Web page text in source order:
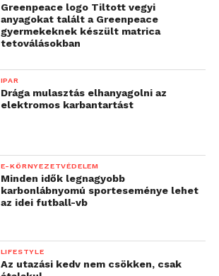
Greenpeace logo Tiltott vegyi
anyagokat talált a Greenpeace
gyermekeknek készült matrica
tetoválásokban
IPAR
Drága mulasztás elhanyagolni az
elektromos karbantartást
E-KÖRNYEZETVÉDELEM
Minden idők legnagyobb
karbonlábnyomú sporteseménye lehet
az idei futball-vb
LIFESTYLE
Az utazási kedv nem csökken, csak